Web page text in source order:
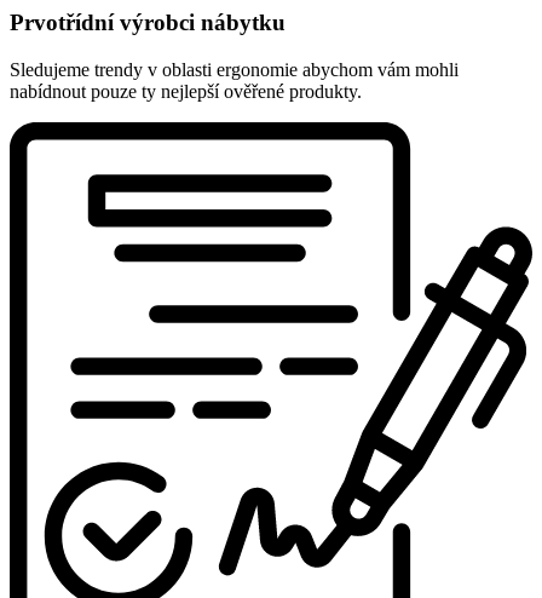
Prvotřídní výrobci nábytku
Sledujeme trendy v oblasti ergonomie abychom vám mohli
nabídnout pouze ty nejlepší ověřené produkty.